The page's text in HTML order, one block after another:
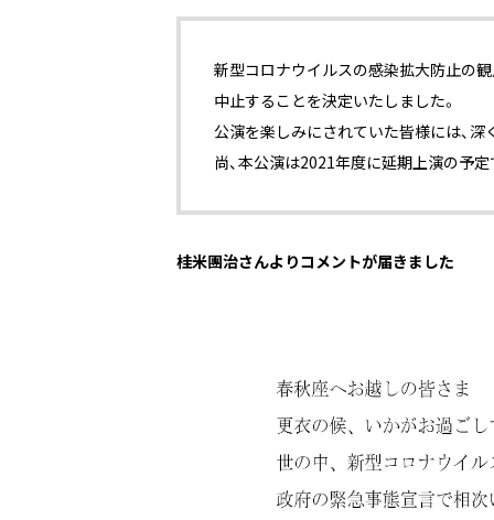
新型コロナウイルスの感染拡大防止の観
中止することを決定いたしました。
公演を楽しみにされていた皆様には、深
尚、本公演は2021年度に延期上演の予定
桂米團治さんよりコメントが届きました